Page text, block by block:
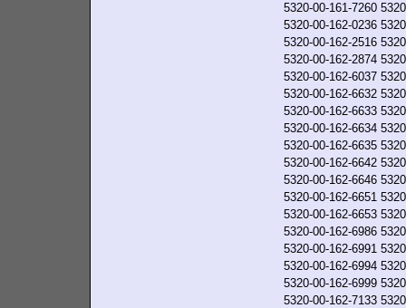
5320-00-161-7260
5320-00-162-0236
5320-00-162-2516
5320-00-162-2874
5320-00-162-6037
5320-00-162-6632
5320-00-162-6633
5320-00-162-6634
5320-00-162-6635
5320-00-162-6642
5320-00-162-6646
5320-00-162-6651
5320-00-162-6653
5320-00-162-6986
5320-00-162-6991
5320-00-162-6994
5320-00-162-6999
5320-00-162-7133